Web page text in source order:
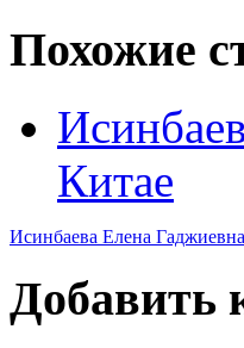
Похожие
Китае
Исинбаева Елена Гаджиевна
Добавить